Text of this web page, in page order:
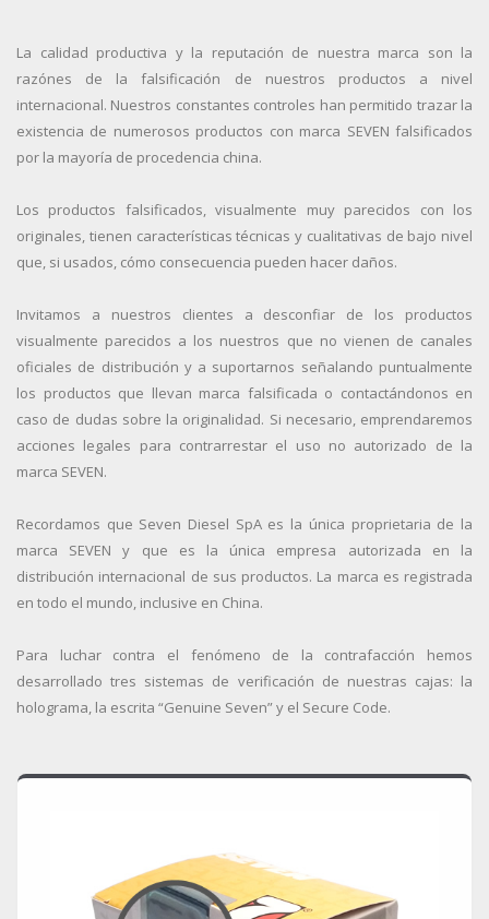
La calidad productiva y la reputación de nuestra marca son la
razónes de la falsificación de nuestros productos a nivel
internacional. Nuestros constantes controles han permitido trazar la
existencia de numerosos productos con marca SEVEN falsificados
por la mayoría de procedencia china.
Los productos falsificados, visualmente muy parecidos con los
originales, tienen características técnicas y cualitativas de bajo nivel
que, si usados, cómo consecuencia pueden hacer daños.
Invitamos a nuestros clientes a desconfiar de los productos
visualmente parecidos a los nuestros que no vienen de canales
oficiales de distribución y a suportarnos señalando puntualmente
los productos que llevan marca falsificada o contactándonos en
caso de dudas sobre la originalidad. Si necesario, emprendaremos
acciones legales para contrarrestar el uso no autorizado de la
marca SEVEN.
Recordamos que Seven Diesel SpA es la única proprietaria de la
marca SEVEN y que es la única empresa autorizada en la
distribución internacional de sus productos. La marca es registrada
en todo el mundo, inclusive en China.
Para luchar contra el fenómeno de la contrafacción hemos
desarrollado tres sistemas de verificación de nuestras cajas: la
holograma, la escrita “Genuine Seven” y el Secure Code.